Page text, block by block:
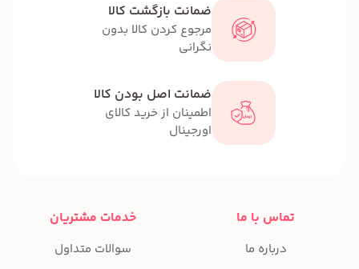
ضمانت بازگشت کالا
مرجوع کردن کالا بدون
نگرانی
ضمانت اصل بودن کالا
اطمینان از خرید کالای
اورجینال
تماس با ما
درباره ما
خدمات مشتریان
سوالات متداول